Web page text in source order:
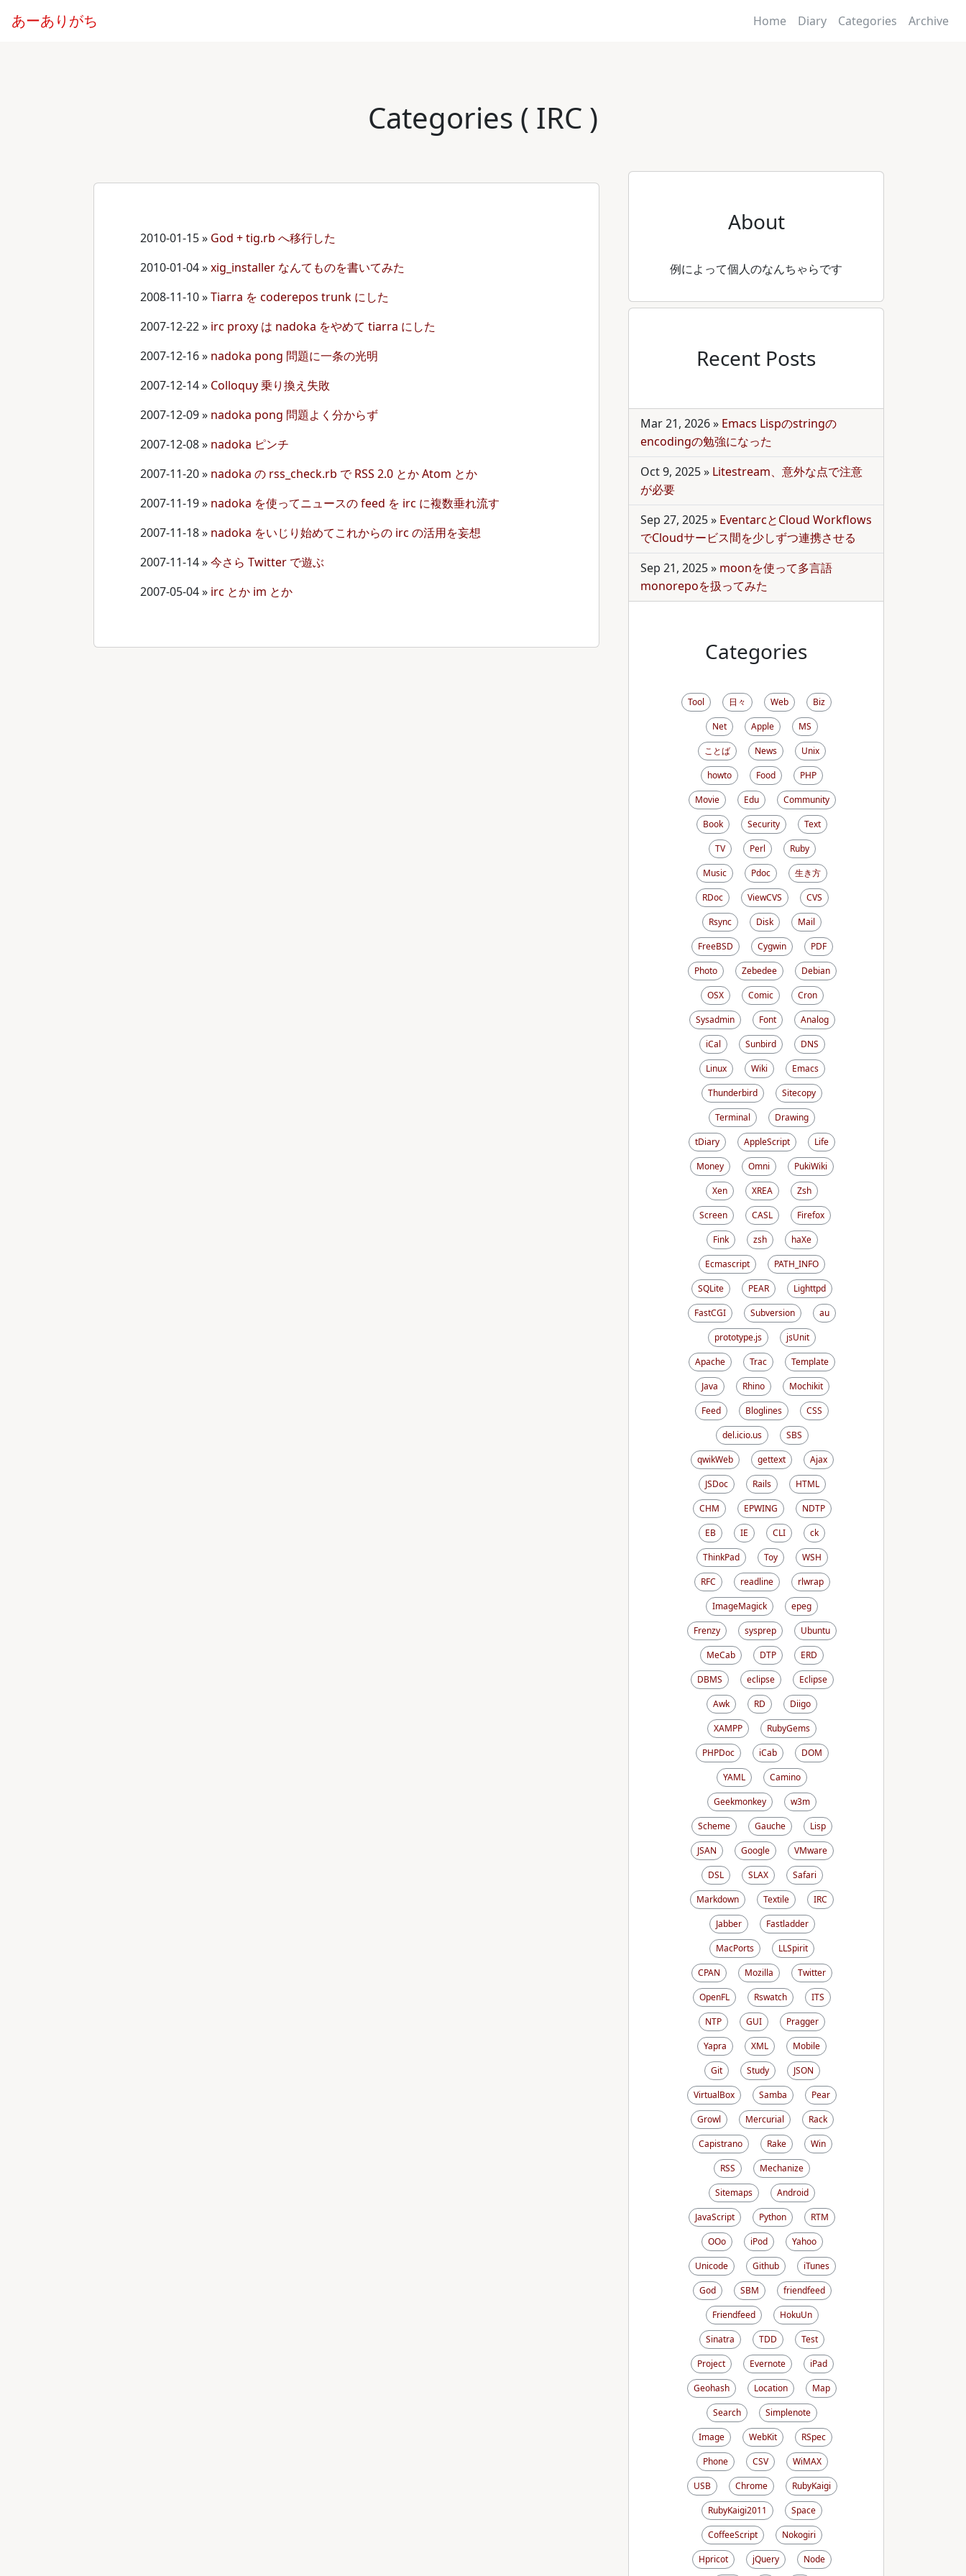
あーありがち Home Diary Categories Archive
Categories ( IRC )
2010-01-15» God + tig.rb へ移行した
2010-01-04»xig_installer なんてものを書いてみた
2008-11-10»Tiarra を coderepos trunk にした
2007-12-22» irc proxy は nadoka をやめて tiarra にした
2007-12-16» nadoka pong 問題に一条の光明
2007-12-14» Colloquy 乗り換え失敗
2007-12-09» nadoka pong 問題よく分からず
2007-12-08» nadoka ピンチ
2007-11-20» nadoka の rss_check.rb で RSS 2.0 とか Atom とか
2007-11-19» nadoka を使ってニュースの feed を irc に複数垂れ流す
2007-11-18» nadoka をいじり始めてこれからの irc の活用を妄想
2007-11-14»今さら Twitter で遊ぶ
2007-05-04» irc とか im とか
About
例によって個人のなんちゃらです
Recent Posts
Mar 21, 2026» Emacs Lispのstringの
encodingの勉強になった
Oct 9, 2025» Litestream、意外な点で注意
が必要
Sep 27, 2025» EventarcとCloud Workflows
でCloudサービス間を少しずつ連携させる
Sep 21, 2025» moonを使って多言語
monorepoを扱ってみた
Categories
Tool 日々 Web
Biz
Net
Apple
MS
ことば
News
Unix
howto
Food
PHP
Movie
Edu
Community
Book
Security
Text
TV
Perl
Ruby
Music
Pdoc
生き方
RDoc
ViewCVS
CVS
Rsync
Disk
Mail
FreeBSD
Cygwin
PDF
Photo
Zebedee
Debian
OSX
Comic
Cron
Sysadmin
Font
Analog
iCal
Sunbird
DNS
Linux
Wiki
Emacs
Thunderbird
Sitecopy
Terminal
Drawing
tDiary
AppleScript
Life
Money
Omni
PukiWiki
Xen
XREA
Zsh
Screen
CASL
Firefox
Fink
zsh
haXe
Ecmascript
PATH_INFO
SQLite
PEAR
Lighttpd
FastCGI
Subversion
au
prototype.js
jsUnit
Apache
Trac
Template
Java
Rhino
Mochikit
Feed
Bloglines
CSS
del.icio.us
SBS
qwikWeb
gettext
Ajax
JSDoc
Rails
HTML
CHM
EPWING
NDTP
EB
IE CLI
ck
ThinkPad
Toy
WSH
RFC
readline
rlwrap
ImageMagick
epeg
Frenzy
sysprep
Ubuntu
MeCab
DTP
ERD
DBMS
eclipse
Eclipse
Awk
RD
Diigo
XAMPP
RubyGems
PHPDoc
iCab
DOM
YAML
Camino
Geekmonkey
w3m
Scheme
Gauche
Lisp
JSAN
Google
VMware
DSL
SLAX
Safari
Markdown
Textile
IRC
Jabber
Fastladder
MacPorts
LLSpirit
CPAN
Mozilla
Twitter
OpenFL
Rswatch
ITS
NTP
GUI
Pragger
Yapra
XML
Mobile
Git
Study
JSON
VirtualBox
Samba
Pear
Growl
Mercurial
Rack
Capistrano
Rake
Win
RSS
Mechanize
Sitemaps
Android
JavaScript
Python
RTM
OOo
iPod
Yahoo
Unicode
Github
iTunes
God
SBM
friendfeed
Friendfeed
HokuUn
Sinatra
TDD
Test
Project
Evernote
iPad
Geohash
Location
Map
Search
Simplenote
Image
WebKit
RSpec
Phone
CSV
WiMAX
USB
Chrome
RubyKaigi
RubyKaigi2011
Space
CoffeeScript
Nokogiri
Hpricot
jQuery Node